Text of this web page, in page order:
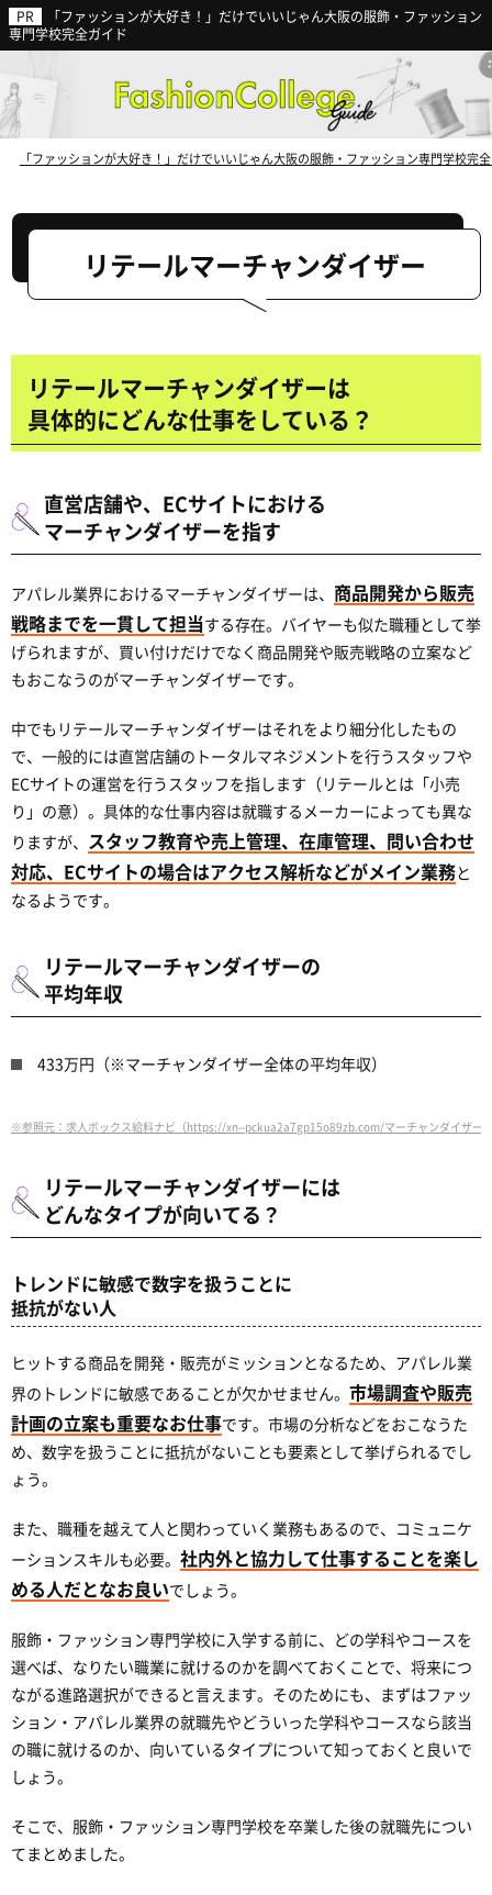
「ファッションが大好き！」だけでいいじゃん大阪の服飾・ファッション
専門学校完全ガイド
ファッション業界の動向から見る
「ファッションが大好き！」だけでいいじゃん大阪の服飾・ファッション専門学校完
リテールマーチャンダイザー
リテールマーチャンダイザーは
具体的にどんな仕事をしている？
直営店舗や、ECサイトにおける
マーチャンダイザーを指す
アパレル業界におけるマーチャンダイザーは、 商品開発から販売
戦略までを一貫して担当する存在。バイヤーも似た職種として挙
げられますが、買い付けだけでなく商品開発や販売戦略の立案など
もおこなうのがマーチャンダイザーです。
中でもリテールマーチャンダイザーはそれをより細分化したもの
で、一般的には直営店舗のトータルマネジメントを行うスタッフや
ECサイトの運営を行うスタッフを指します（リテールとは「小売
り」の意）。具体的な仕事内容は就職するメーカーによっても異な
りますが、 スタッフ教育や売上管理、在庫管理、問い合わせ
対応、ECサイトの場合はアクセス解析などがメイン業務と
なるようです。
リテールマーチャンダイザーの
平均年収
433万円（※マーチャンダイザー全体の平均年収）
※参照元：求人ボックス給料ナビ（https://xn--pckua2a7gp15o89zb.com/マーチャンダイザー
リテールマーチャンダイザーには
どんなタイプが向いてる？
トレンドに敏感で数字を扱うことに
抵抗がない人
ヒットする商品を開発・販売がミッションとなるため、アパレル業
界のトレンドに敏感であることが欠かせません。 市場調査や販売
計画の立案も重要なお仕事です。市場の分析などをおこなうた
め、数字を扱うことに抵抗がないことも要素として挙げられるでし
ょう。
また、職種を越えて人と関わっていく業務もあるので、コミュニケ
ーションスキルも必要。 社内外と協力して仕事することを楽し
める人だとなお良いでしょう。
服飾・ファッション専門学校に入学する前に、どの学科やコースを
選べば、なりたい職業に就けるのかを調べておくことで、将来につ
ながる進路選択ができると言えます。そのためにも、まずはファッ
ション・アパレル業界の就職先やどういった学科やコースなら該当
の職に就けるのか、向いているタイプについて知っておくと良いで
しょう。
そこで、服飾・ファッション専門学校を卒業した後の就職先につい
てまとめました。